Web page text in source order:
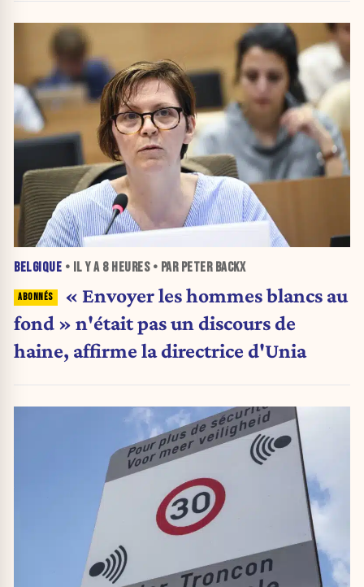
BELGIQUE • IL Y A 8 HEURES• PAR PETER BACKX
« Envoyer les hommes blancs au
fond » n'était pas un discours de
haine, affirme la directrice d'Unia